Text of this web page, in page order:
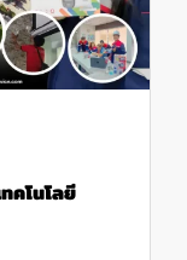
คโนโลยี